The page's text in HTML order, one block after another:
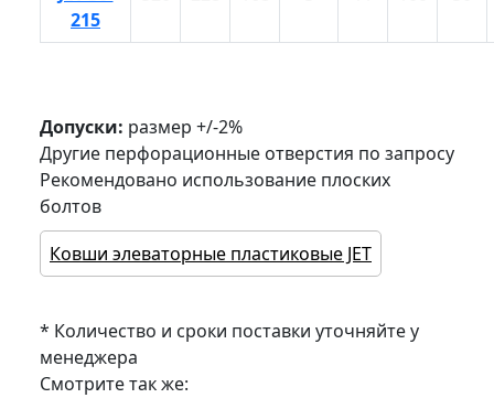
215
Допуски: размер +/-2%
Другие перфорационные отверстия по запросу
Рекомендовано использование плоских
болтов
Ковши элеваторные пластиковые JET
* Количество и сроки поставки уточняйте у
менеджера
Смотрите так же: